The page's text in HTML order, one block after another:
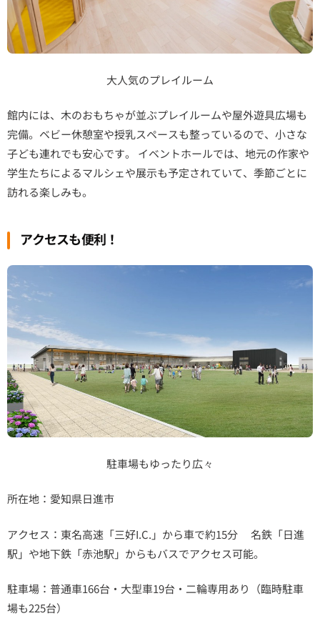
大人気のプレイルーム
館内には、木のおもちゃが並ぶプレイルームや屋外遊具広場も
完備。ベビー休憩室や授乳スペースも整っているので、小さな
子ども連れでも安心です。 イベントホールでは、地元の作家や
学生たちによるマルシェや展示も予定されていて、季節ごとに
訪れる楽しみも。
アクセスも便利！
駐車場もゆったり広々
所在地：愛知県日進市
アクセス：東名高速「三好I.C.」から車で約15分 名鉄「日進
駅」や地下鉄「赤池駅」からもバスでアクセス可能。
駐車場：普通車166台・大型車19台・二輪専用あり（臨時駐車
場も225台）